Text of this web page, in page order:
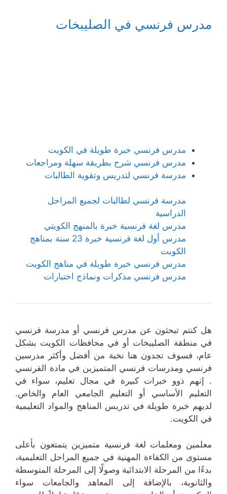
مدرس فرنسي في الصليبخات
مدرس فرنسي خبرة طويلة في الكويت
مدرس فرنسي شرح بطريقة سهلة ومراجعات
مدرسة فرنسي لتدريس وتقوية الطالبات
مدرسة فرنسي لطالبات لجميع المراحل
الدراسية
مدرس لغة فرنسية خبرة بالمنهج الكويتي
مدرس أول لغة فرنسية خبرة 23 سنة بمناهج
الكويت
مدرس فرنسي خبرة طويلة في مناهج الكويت
مدرس فرنسي مذكرات ونماذج اختبارات
هل كنتم تبحثون عن مدرس فرنسي أو مدرسة فرنسي
في منطقة الصليبخات أو في محافظات الكويت بشكل
عام، فسوف تجدون هنا نخبة من أفضل وأكثر مدرسين
فرنسي ومدرسات فرنسي المتميزين في مادة الفرنسي
. إنهم ذوو خبرات كبيرة في مجال تعليم، سواء في
التعليم الأساسي أو التعليم الجامعي العام والخاص.
لديهم خبرة طويلة في تدريس المناهج والمواد التعليمية
في الكويت.
معلمين ومعلمات لغة فرنسية متميزين يتمتعون بأعلى
مستوى من الكفاءة المهنية في جميع المراحل التعليمية،
بدءًا من المرحلة الابتدائية وصولًا إلى المرحلة المتوسطة
والثانوية، بالإضافة إلى المعاهد والجامعات سواء